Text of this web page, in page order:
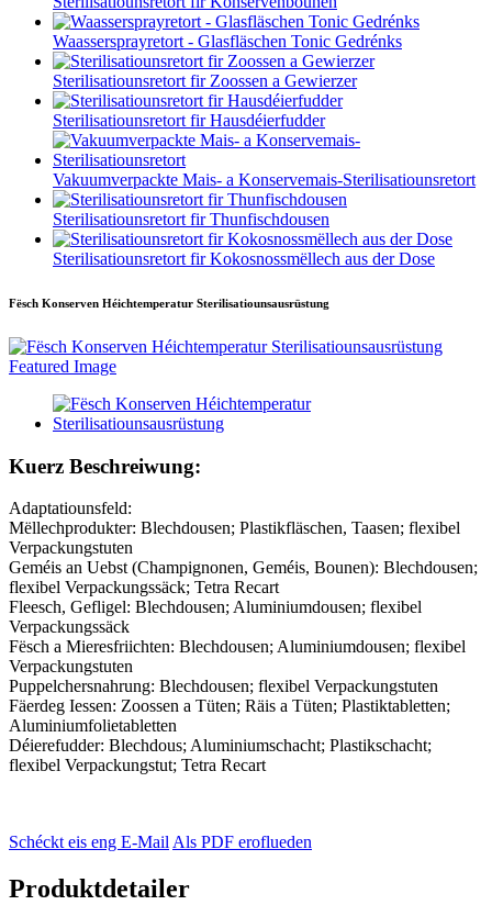
Waassersprayretort - Glasfläschen Tonic Gedrénks
Sterilisatiounsretort fir Zoossen a Gewierzer
Sterilisatiounsretort fir Hausdéierfudder
Vakuumverpackte Mais- a Konservemais-Sterilisatiounsretort
Sterilisatiounsretort fir Thunfischdousen
Sterilisatiounsretort fir Kokosnossmëllech aus der Dose
Fësch Konserven Héichtemperatur Sterilisatiounsausrüstung
Kuerz Beschreiwung:
Adaptatiounsfeld:
Mëllechprodukter: Blechdousen; Plastikfläschen, Taasen; flexibel
Verpackungstuten
Geméis an Uebst (Champignonen, Geméis, Bounen): Blechdousen;
flexibel Verpackungssäck; Tetra Recart
Fleesch, Gefligel: Blechdousen; Aluminiumdousen; flexibel
Verpackungssäck
Fësch a Mieresfriichten: Blechdousen; Aluminiumdousen; flexibel
Verpackungstuten
Puppelchersnahrung: Blechdousen; flexibel Verpackungstuten
Fäerdeg Iessen: Zoossen a Tüten; Räis a Tüten; Plastiktabletten;
Aluminiumfolietabletten
Déierefudder: Blechdous; Aluminiumschacht; Plastikschacht;
flexibel Verpackungstut; Tetra Recart
Schéckt eis eng E-MailAls PDF eroflueden
Produktdetailer